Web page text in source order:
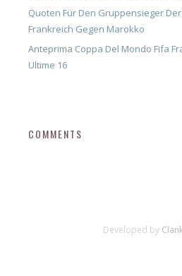
Quoten Für Den Gruppensieger
Frankreich Gegen Marokko
Anteprima Coppa Del Mondo Fifa
Ultime 16
COMMENTS
Developed by